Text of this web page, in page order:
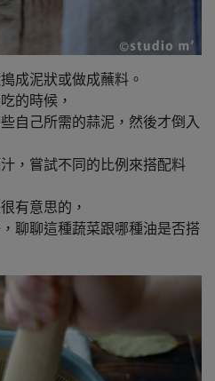
成泥狀或做成蘸料。
的時候，
自己所需的蒜泥，然後才倒入
，嘗試不同的比例來搭配料
有意思的，
聊聊這種蔬菜跟哪種油是否搭